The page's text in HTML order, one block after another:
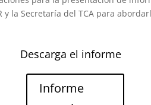
y la Secretaría del TCA para
Descarga el informe
Informe